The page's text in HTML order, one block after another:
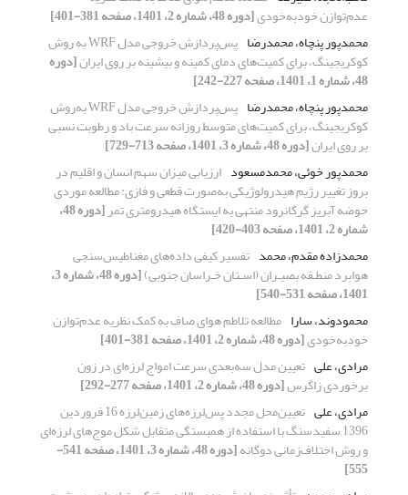
عدم‌توازن خودبه‌خودی[دوره 48، شماره 2، 1401، صفحه 381-401]
محمدپور پنچاه، محمدرضا
پس‌پردازش خروجی مدل WRF به روش
کوکریجینگ، برای کمیت‌های دمای کمینه و بیشینه بر روی ایران[دوره
48، شماره 1، 1401، صفحه 227-242]
محمدپور پنچاه، محمدرضا
پس‌پردازش خروجی مدل WRF به‌روش
کوکریجینگ، برای کمیت‌های متوسط روزانه سرعت باد و رطوبت نسبی
بر روی ایران[دوره 48، شماره 3، 1401، صفحه 713-729]
محمدپور خوئی، محمدمسعود ارزیابی میزان سهم انسان و اقلیم در
بروز تغییر رژیم هیدرولوژیکی به‌صورت قطعی و فازی: مطالعه موردی
حوضه آبریز گرگانرود منتهی به ایستگاه هیدرومتری تمر [دوره 48،
شماره 2، 1401، صفحه 403-420]
محمدزاده مقدم، محمد تفسیر کیفی داده‌های مغناطیس‌‌سنجی
هوابرد منطـقه بصیـران (اسـتان خـراسان جنوبی) [دوره 48، شماره 3،
1401، صفحه 531-540]
محمودوند، سارا مطالعه تلاطم هوای صاف به کمک نظریه عدم‌توازن
خودبه‌خودی[دوره 48، شماره 2، 1401، صفحه 381-401]
مرادی، علی تعیین مدل سه‌بعدی سرعت امواج لرزه‌ای در زون
برخوردی زاگرس[دوره 48، شماره 2، 1401، صفحه 277-292]
مرادی، علی
تعیین‌محل مجدد پس‌لرزه‌های زمین‌لرزه 16 فروردین
1396 سفیدسنگ با استفاده از همبستگی متقابل شکل موج‌های لرزه‌ای
و روش اختلاف‌زمانی دوگانه [دوره 48، شماره 3، 1401، صفحه 541-
555]